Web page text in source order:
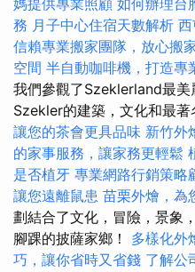
媽提供專業照顧 如何辦理台
務 月子中心住宿天數解析
信賴專業搬家團隊，放心搬
空間 半自動咖啡機，打造專
我們參觀了Szeklerland最
Szekler的建築，文化和最著
讓您的茶會更具品味 新竹外
的家事服務，讓家務更輕鬆
是否植牙 專業網路行銷策略
讓您遠離鼠患 苗栗外燴，為
劃結合了文化，冒險，景象
腳踝的披薩家鄉！ 多樣化外
巧，讓你省時又省錢 了解公